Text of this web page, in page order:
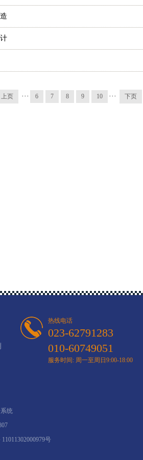
上页 ··· 6 7 8 9 10 ··· 下页
热线电话
023-62791283
010-60749051
服务时间: 周一至周日9:00-18:00
统
号